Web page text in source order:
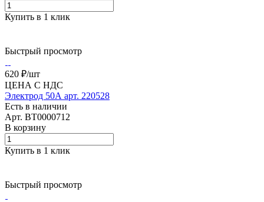
Купить в 1 клик
Быстрый просмотр
620 ₽/шт
ЦЕНА С НДС
Электрод 50А арт. 220528
Есть в наличии
Арт. BT0000712
В корзину
Купить в 1 клик
Быстрый просмотр